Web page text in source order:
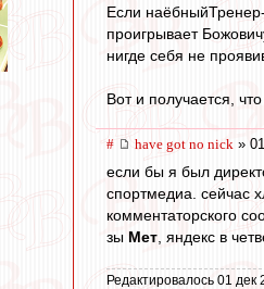
Если
проигрывает
нигде себя не
Вот и получается,
# have got no nick »
если бы я был
спортмедиа. сейчас
комментаторского
зы Мет, яндекс в
Редактировалось 01 дек